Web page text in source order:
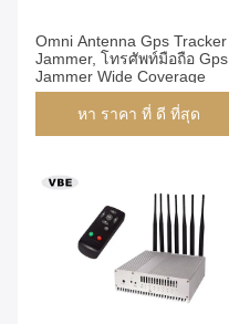
Omni Antenna Gps Tracker
Jammer, โทรศัพท์มือถือ Gps
Jammer Wide Coverage
หา ราคา ที่ ดี ที่สุด